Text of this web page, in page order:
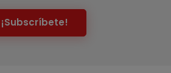
¡Subscríbete!